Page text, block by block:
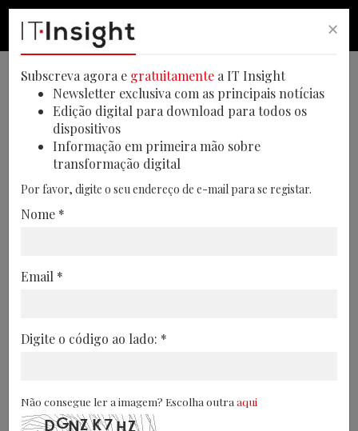
Apenas 27% dos CEO e CFO
estão satisfeitos com
desempenho do marketing
liderança por parte dos CMO e de uma
marketing e os restantes departamentos
×
Subscreva agora e gratuitamente a IT Insight
Newsletter exclusiva com as principais notícias
Edição digital para download para todos os
dispositivos
Informação em primeira mão sobre
transformação digital
Por favor, digite o seu endereço de e-mail para se registar.
Nome *
Email *
Digite o código ao lado: *
Não consegue ler a imagem? Escolha outra aqui